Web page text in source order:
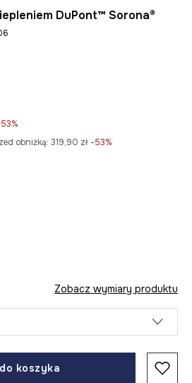
DuPont™ Sorona®
obniżką: 319,90 zł -53%
Zobacz wymiary produktu
koszyka